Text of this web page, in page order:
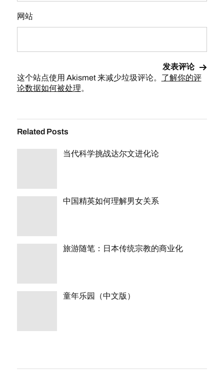
网站
这个站点使用 Akismet 来减少垃圾评论。 了解你的评
论数据如何被处理。
Related Posts
当代科学挑战达尔文进化论
中国精英如何理解男女关系
旅游随笔：日本传统宗教的商业化
童年乐园（中文版）